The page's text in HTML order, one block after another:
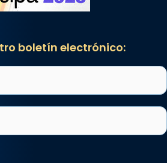
boletín electrónico: